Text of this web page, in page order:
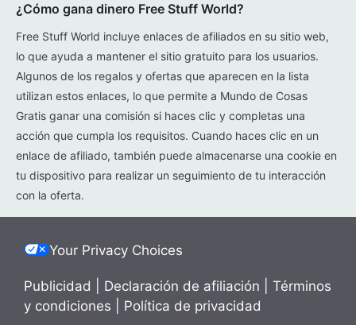
¿Cómo gana dinero Free Stuff World?
Free Stuff World incluye enlaces de afiliados en su sitio web,
lo que ayuda a mantener el sitio gratuito para los usuarios.
Algunos de los regalos y ofertas que aparecen en la lista
utilizan estos enlaces, lo que permite a Mundo de Cosas
Gratis ganar una comisión si haces clic y completas una
acción que cumpla los requisitos. Cuando haces clic en un
enlace de afiliado, también puede almacenarse una cookie en
tu dispositivo para realizar un seguimiento de tu interacción
con la oferta.
Your Privacy Choices
Publicidad Declaración de afiliación
Términos
y condiciones
Política de privacidad